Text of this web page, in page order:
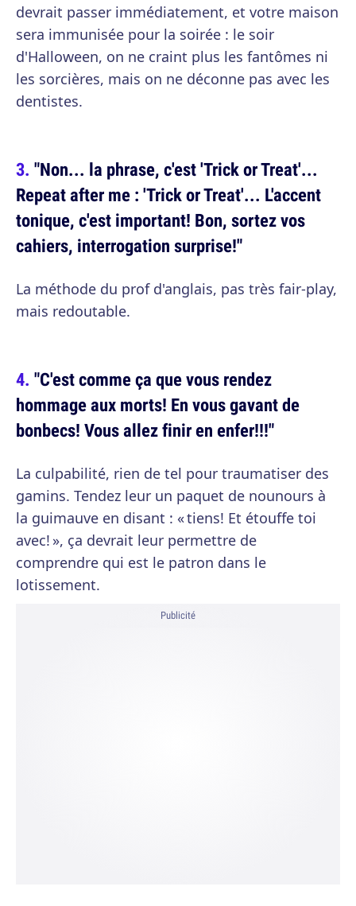
devrait passer immédiatement, et votre maison
sera immunisée pour la soirée : le soir
d'Halloween, on ne craint plus les fantômes ni
les sorcières, mais on ne déconne pas avec les
dentistes.
"Non... la phrase, c'est 'Trick or Treat'...
Repeat after me : 'Trick or Treat'... L'accent
tonique, c'est important! Bon, sortez vos
cahiers, interrogation surprise!"
La méthode du prof d'anglais, pas très fair-play,
mais redoutable.
"C'est comme ça que vous rendez
hommage aux morts! En vous gavant de
bonbecs! Vous allez finir en enfer!!!"
La culpabilité, rien de tel pour traumatiser des
gamins. Tendez leur un paquet de nounours à
la guimauve en disant : « tiens! Et étouffe toi
avec! », ça devrait leur permettre de
comprendre qui est le patron dans le
lotissement.
Publicité